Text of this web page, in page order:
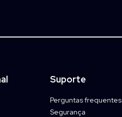
Suporte
Perguntas frequentes
Segurança